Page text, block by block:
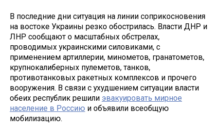
В последние дни ситуация на линии соприкосновения
на востоке Украины резко обострилась. Власти ДНР и
ЛНР сообщают о масштабных обстрелах,
проводимых украинскими силовиками, с
применением артиллерии, минометов, гранатометов,
крупнокалиберных пулеметов, танков,
противотанковых ракетных комплексов и прочего
вооружения. В связи с ухудшением ситуации власти
обеих республик решили эвакуировать мирное
население в Россию и объявили всеобщую
мобилизацию.